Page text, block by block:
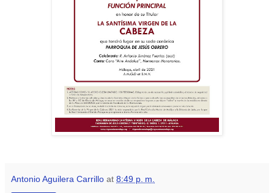
Antonio Aguilera Carrillo at 8:49 p. m.